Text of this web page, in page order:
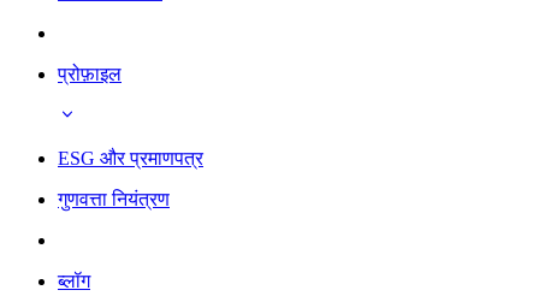
प्रोफ़ाइल
ESG और प्रमाणपत्र
गुणवत्ता नियंत्रण
ब्लॉग